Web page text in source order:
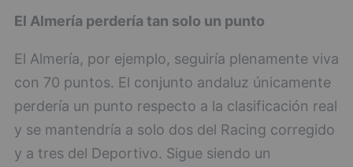
El Almería perdería tan solo un punto
El Almería, por ejemplo, seguiría plenamente viva
con 70 puntos. El conjunto andaluz únicamente
perdería un punto respecto a la clasificación real
y se mantendría a solo dos del Racing corregido
y a tres del Deportivo. Sigue siendo un